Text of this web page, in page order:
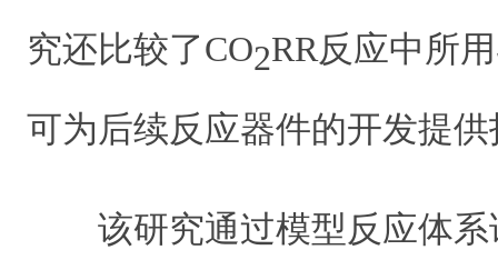
究还比较了CO2RR反应中所
可为后续反应器件的开发提
该研究通过模型反应体